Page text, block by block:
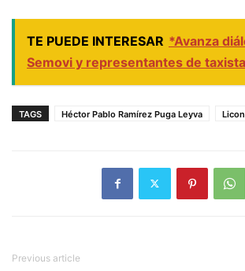
TE PUEDE INTERESAR *Avanza
Semovi y representantes de
TAGS Héctor Pablo Ramírez Puga Leyva
Previous article